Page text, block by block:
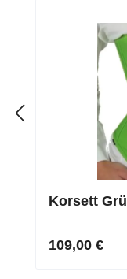
Korsett
109,00 €